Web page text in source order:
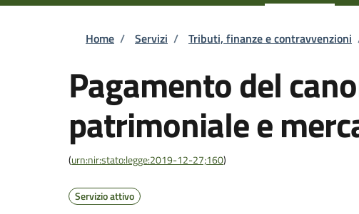
Briciole di pane
Home / Servizi / Tributi, finanze e contravvenzioni
Pagamento del
patrimoniale e
(urn:nir:stato:legge:2019-12-27;160)
Servizio attivo